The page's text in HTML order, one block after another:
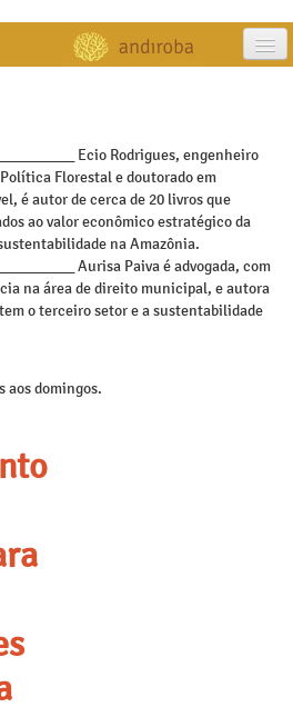
Ecio Rodrigues, engenheiro
Florestal e doutorado em
é autor de cerca de 20 livros que
ao valor econômico estratégico da
na Amazônia.
Aurisa Paiva é advogada, com
na área de direito municipal, e autora
o terceiro setor e a sustentabilidade
aos domingos.